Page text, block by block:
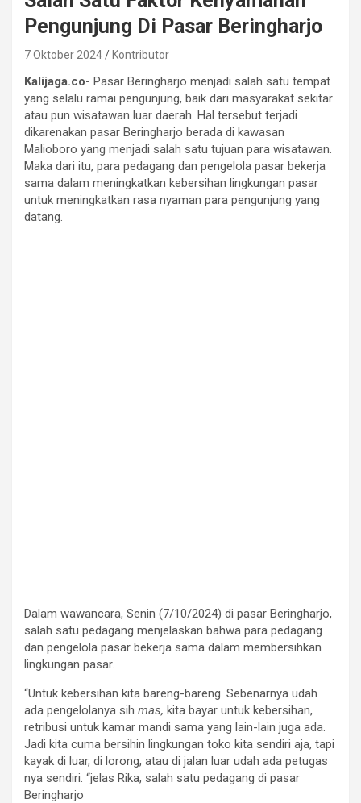
Pengunjung Di Pasar Beringharjo
7 Oktober 2024 Kontributor
Kalijaga.co- Pasar Beringharjo menjadi salah satu tempat
yang selalu ramai pengunjung, baik dari masyarakat sekitar
atau pun wisatawan luar daerah. Hal tersebut terjadi
dikarenakan pasar Beringharjo berada di kawasan
Malioboro yang menjadi salah satu tujuan para wisatawan.
Maka dari itu, para pedagang dan pengelola pasar bekerja
sama dalam meningkatkan kebersihan lingkungan pasar
untuk meningkatkan rasa nyaman para pengunjung yang
datang.
Dalam wawancara, Senin (7/10/2024) di pasar Beringharjo,
salah satu pedagang menjelaskan bahwa para pedagang
dan pengelola pasar bekerja sama dalam membersihkan
lingkungan pasar.
“Untuk kebersihan kita bareng-bareng. Sebenarnya udah
ada pengelolanya sih mas, kita bayar untuk kebersihan,
retribusi untuk kamar mandi sama yang lain-lain juga ada.
Jadi kita cuma bersihin lingkungan toko kita sendiri aja, tapi
kayak di luar, di lorong, atau di jalan luar udah ada petugas
nya sendiri. “jelas Rika, salah satu pedagang di pasar
Beringharjo